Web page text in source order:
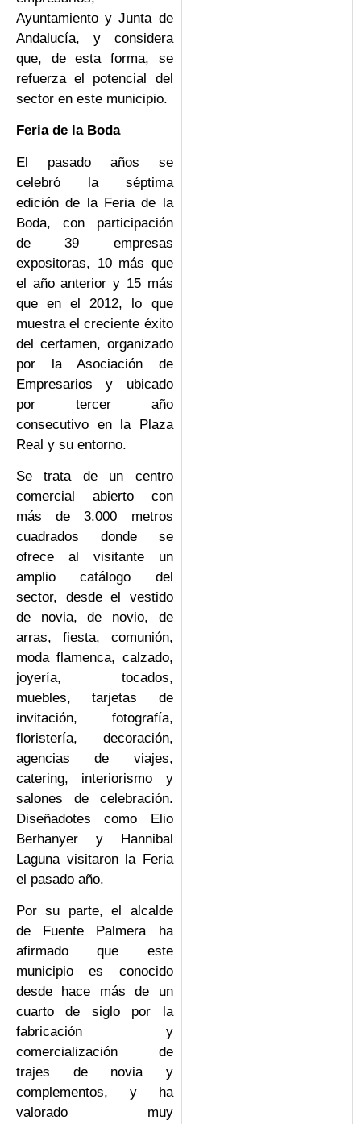
Ayuntamiento y Junta de
Andalucía, y considera
que, de esta forma, se
refuerza el potencial del
sector en este municipio.
Feria de la Boda
El pasado años se
celebró la séptima
edición de la Feria de la
Boda, con participación
de 39 empresas
expositoras, 10 más que
el año anterior y 15 más
que en el 2012, lo que
muestra el creciente éxito
del certamen, organizado
por la Asociación de
Empresarios y ubicado
por tercer año
consecutivo en la Plaza
Real y su entorno.
Se trata de un centro
comercial abierto con
más de 3.000 metros
cuadrados donde se
ofrece al visitante un
amplio catálogo del
sector, desde el vestido
de novia, de novio, de
arras, fiesta, comunión,
moda flamenca, calzado,
joyería, tocados,
muebles, tarjetas de
invitación, fotografía,
floristería, decoración,
agencias de viajes,
catering, interiorismo y
salones de celebración.
Diseñadotes como Elio
Berhanyer y Hannibal
Laguna visitaron la Feria
el pasado año.
Por su parte, el alcalde
de Fuente Palmera ha
afirmado que este
municipio es conocido
desde hace más de un
cuarto de siglo por la
fabricación y
comercialización de
trajes de novia y
complementos, y ha
valorado muy